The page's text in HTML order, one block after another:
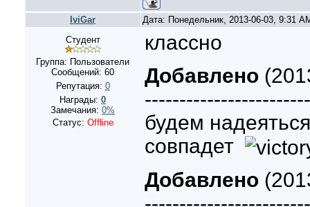
IviGar
Дата: Понедельник, 2013-06-03, 9:31
Студент
Группа: Пользователи
Сообщений: 60
Репутация: 0
Награды: 0
Замечания: 0%
Статус: Offline
классно
Добавлено
будем
совпадет
Добавлено